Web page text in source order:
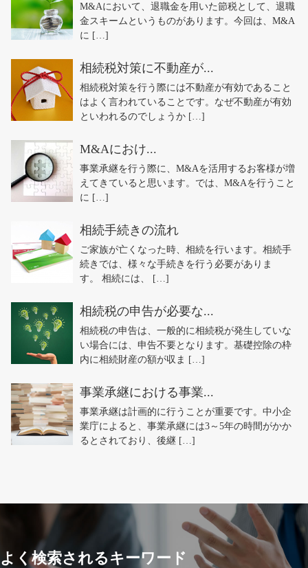
M&Aにおいて、退職金を用いた節税として、退職
金スキームというものがあります。今回は、M&A
に […]
相続税対策に不動産が...
相続税対策を行う際には不動産が有効であること
はよく言われていることです。なぜ不動産が有効
といわれるのでしょうか […]
M&Aにおけ...
事業承継を行う際に、M&Aを活用するお客様が増
えてきていると思います。では、M&Aを行うこと
に […]
相続手続きの流れ
ご家族が亡くなった時、相続を行います。相続手
続きでは、様々な手続きを行う必要がありま
す。 相続には、 […]
相続税の申告が必要な...
相続税の申告は、一般的に相続税が発生していな
い場合には、申告不要となります。基礎控除の枠
内に相続財産の額が収ま […]
事業承継における事業...
事業承継は計画的に行うことが重要です。中小企
業庁によると、事業承継には3～5年の時間がかか
るとされており、後継 […]
よく検索されるキーワード